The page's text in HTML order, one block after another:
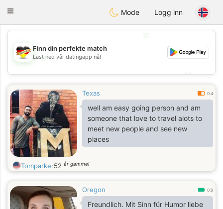
Deutsch Dating
Toggle
Mode Logg inn
💖
💕
Finn din perfekte match
Last ned vår datingapp nå!
Texas 0.4
well am easy going person and am
someone that love to travel alots to
meet new people and see new
places
Tomparker52 år gammel
Oregon 0.9
Freundlich. Mit Sinn für Humor liebe